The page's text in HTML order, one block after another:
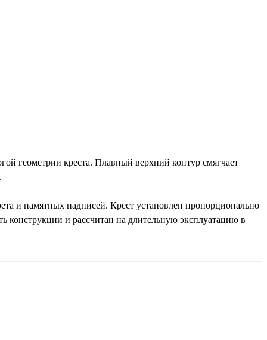
геометрии креста. Плавный верхний контур смягчает
и памятных надписей. Крест установлен пропорционально
конструкции и рассчитан на длительную эксплуатацию в